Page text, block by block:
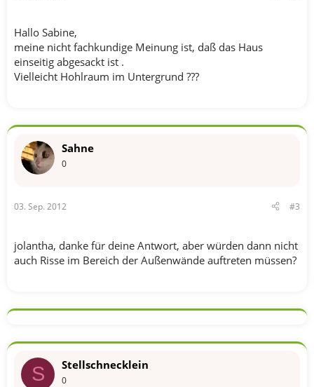
Hallo Sabine,
meine nicht fachkundige Meinung ist, daß das Haus
einseitig abgesackt ist .
Vielleicht Hohlraum im Untergrund ???
Sahne
0
03. Sep. 2012 #3
jolantha, danke für deine Antwort, aber würden dann nicht
auch Risse im Bereich der Außenwände auftreten müssen?
S Stellschnecklein
0